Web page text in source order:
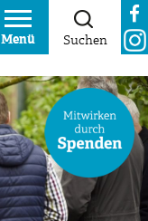
Menü Suchen